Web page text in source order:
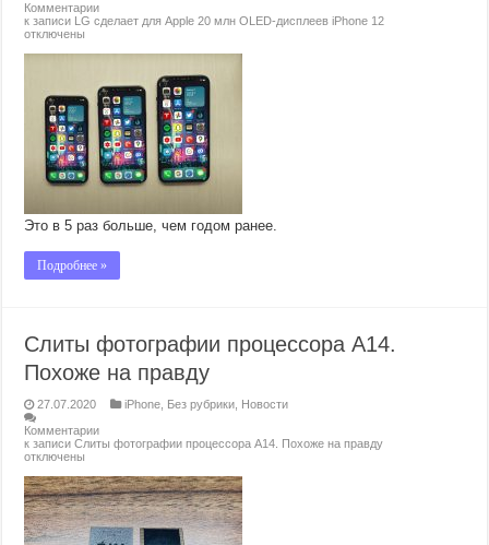
Комментарии
к записи LG сделает для Apple 20 млн OLED-дисплеев iPhone 12
отключены
Это в 5 раз больше, чем годом ранее.
Подробнее »
Слиты фотографии процессора A14.
Похоже на правду
27.07.2020 iPhone Без рубрики Новости
Комментарии
к записи Слиты фотографии процессора A14. Похоже на правду
отключены